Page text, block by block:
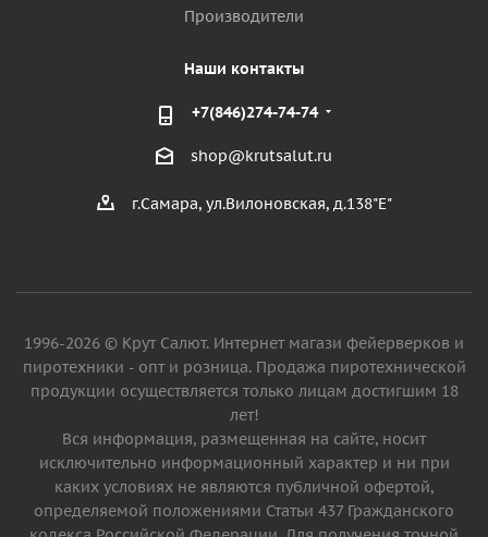
Производители
Наши контакты
+7(846)274-74-74
shop@krutsalut.ru
г.Самара, ул.Вилоновская, д.138"Е"
1996-2026 © Крут Салют. Интернет магази фейерверков и
пиротехники - опт и розница. Продажа пиротехнической
продукции осуществляется только лицам достигшим 18
лет!
Вся информация, размещенная на сайте, носит
исключительно информационный характер и ни при
каких условиях не являются публичной офертой,
определяемой положениями Статьи 437 Гражданского